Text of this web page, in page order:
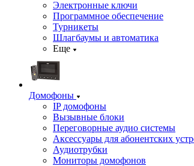
Электронные ключи
Программное обеспечение
Турникеты
Шлагбаумы и автоматика
Еще
Домофоны
IP домофоны
Вызывные блоки
Переговорные аудио системы
Аксессуары для абонентских
Аудиотрубки
Мониторы домофонов